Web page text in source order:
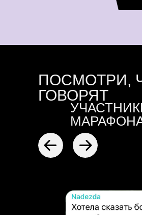
ПОСМОТРИ,
ГОВОРЯТ